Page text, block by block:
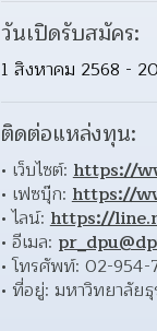
วันเปิดรับสมัคร:
1 สิงหาคม 2568 -
ติดต่อแหล่งทุน:
เว็บไซต์: https://
เฟซบุ๊ก: https://
ไลน์: https://
อีเมล:
โทรศัพท์: 02-
ที่อยู่: มหาวิทยาลัย